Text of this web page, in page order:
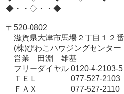
◆・・◇・・◆
〒520-0802
滋賀県大津市馬場２丁目１２
(株)びわこハウジングセンター
営業 田淵 雄基
フリーダイヤル 0120-4-2103-5
ＴＥＬ 077-527-2103
ＦＡＸ 077-527-2110